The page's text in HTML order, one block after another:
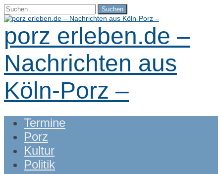
Suchen
nach:
porz erleben.de –
Nachrichten aus
Köln-Porz –
Main
menu
Skip
content
Termine
Porz
Kultur
Politik